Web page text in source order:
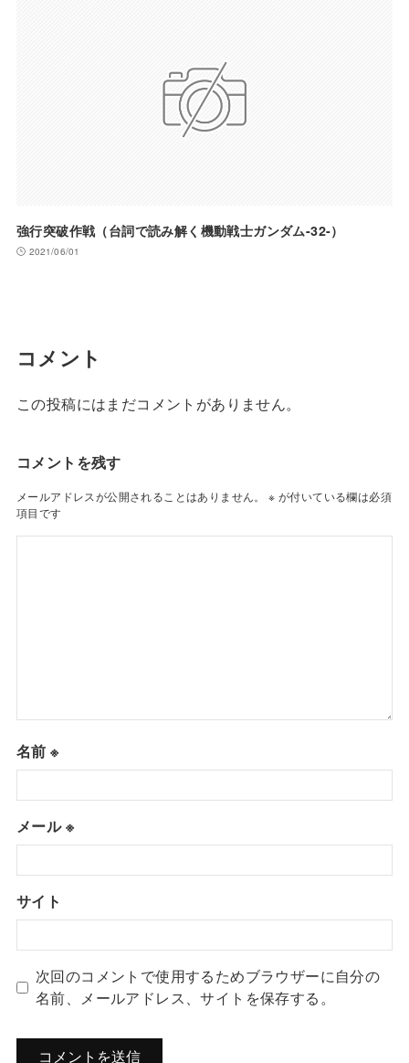
強行突破作戦（台詞で読み解く機動戦士ガンダム-32-）
2021/06/01
コメント
この投稿にはまだコメントがありません。
コメントを残す
メールアドレスが公開されることはありません。 ※ が付いている欄は必須
項目です
名前※
メール※
サイト
次回のコメントで使用するためブラウザーに自分の
名前、メールアドレス、サイトを保存する。